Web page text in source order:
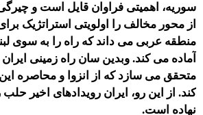
سوریه، اهمیتی فراوان قایل است و
از محور مخالف را اولویتی استراتژیک
منطقه عربی می داند که راه را به سوی
آماده می کند. وبدین سان راه زمینی ایران
متحقق می سازد که از انزوا و محاصره
کند. از این رو، ایران رویدادهای اخیر حلب
نهاده است.